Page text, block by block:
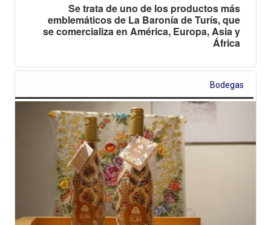
Se trata de uno de los productos más
emblemáticos de La Baronía de Turís, que
se comercializa en América, Europa, Asia y
África
Bodegas